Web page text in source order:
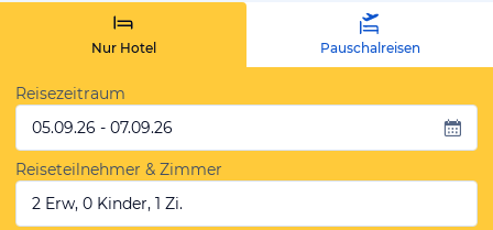
Nur Hotel Pauschalreisen
Reisezeitraum
05.09.26 - 07.09.26
Reiseteilnehmer & Zimmer
2 Erw, 0 Kinder, 1 Zi.